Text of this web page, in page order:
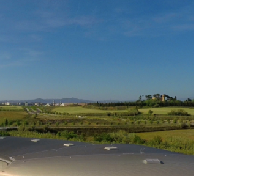
Dades Obertes
Catàleg de Serveis i Tràmits
Mercats Municipals
Webs Municipals